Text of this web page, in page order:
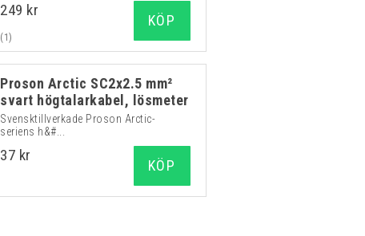
249 kr
(1)
KÖP
Proson Arctic SC2x2.5 mm²
svart högtalarkabel, lösmeter
Svensktillverkade Proson Arctic-
seriens h&#...
37 kr
KÖP